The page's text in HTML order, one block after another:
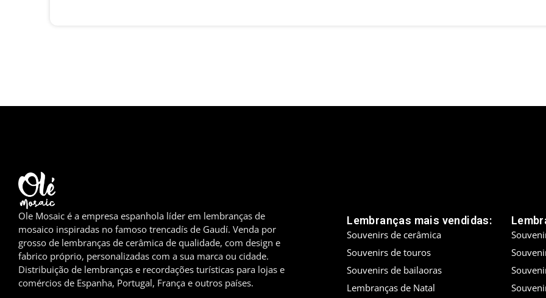
Ole Mosaic é a empresa espanhola líder em lembranças de
mosaico inspiradas no famoso trencadís de Gaudí. Venda por
grosso de lembranças de cerâmica de qualidade, com design e
fabrico próprio, personalizadas com a sua marca ou cidade.
Distribuição de lembranças e recordações turísticas para lojas e
comércios de Espanha, Portugal, França e outros países.
Lembranças mais vendidas:
Souvenirs de cerâmica
Souvenirs de touros
Souvenirs de bailaoras
Lembranças de Natal